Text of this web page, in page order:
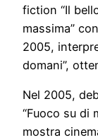
fiction “Il
massima”
2005,
domani”,
Nel 2005,
“Fuoco su di
mostra